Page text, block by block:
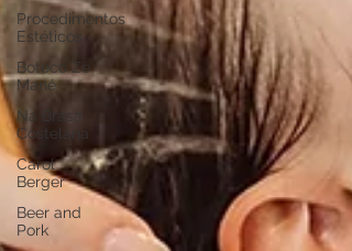
Procedimentos
Estéticos
Boteco Zé
Mané
Na Brasa
Costelaria
Carol
Berger
Beer and
Pork